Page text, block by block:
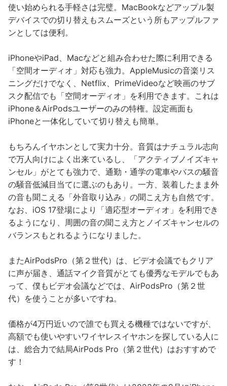
使い始められる手軽さは完璧。MacBookなどアップル製
デバイスでの切り替えもスムーズという所もアップルファ
ンとしては便利。
iPhoneやiPad、Macなどと組み合わせた際に利用できる
「空間オーディオ」対応も強力。AppleMusicの音楽リス
ニングだけでなく、Netflix、PrimeVideoなど映画のサブ
スク配信でも「空間オーディオ」を利用できます。これは
iPhone＆AirPodsユーザーのみの特権。設定画面も
iPhoneと一体化していて切り替えも簡単。
もちろんイヤホンとして実力十分。音質はナチュラル志向
で万人向けによく出来ているし、「アクティブノイズキャ
ンセル」がとても強力で、通勤・通学の電車やバスの騒音
の騒音低減目当てに選ぶのもあり。一方、装着したまま外
の音も聞こえる「外音取り込み」の聞こえ方も自然です。
なお、iOS 17登場により「適応型オーディオ」を利用でき
るようになり、周囲の音の聞こえ方とノイズキャンセルの
バランスもとれるようになりました。
またAirPodsPro（第２世代）は、ビデオ会議でもクリア
に声が届き、通話マイク音質がとても優秀なモデルでもあ
って、僕もビデオ会議などでは、AirPodsPro（第２世
代）を使うことが多いですね。
価格が4万円近いので誰でも買える機種ではないですが、
高額でも使いやすいワイヤレスイヤホンを探している人に
は、総合力で結局AirPods Pro（第２世代）はおすすめで
す！